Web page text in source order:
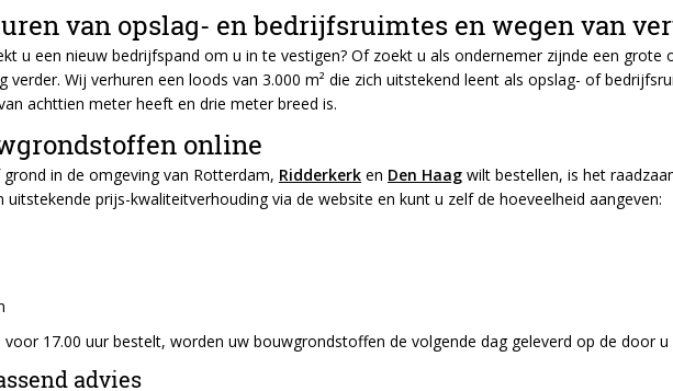
van opslag- en bedrijfsruimtes en wegen van
u een nieuw bedrijfspand om u in te vestigen? Of zoekt u als ondernemer zijnde een grote
verder. Wij verhuren een loods van 3.000 m² die zich uitstekend leent als opslag- of
achttien meter heeft en drie meter breed is.
online
in de omgeving van Rotterdam, Ridderkerk en Den Haag wilt bestellen, is het
uitstekende prijs-kwaliteitverhouding via de website en kunt u zelf de hoeveelheid aangeven:
17.00 uur bestelt, worden uw bouwgrondstoffen de volgende dag geleverd op de door u
advies